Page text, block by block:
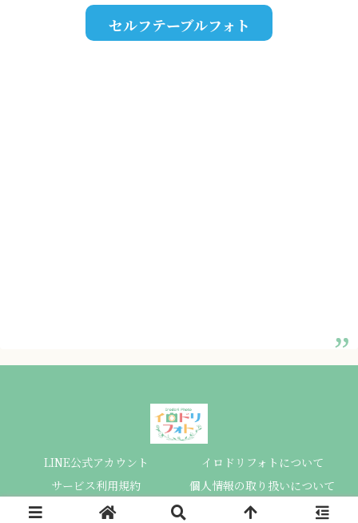
セルフテーブルフォト
LINE公式アカウント
イロドリフォトについて
サービス利用規約
個人情報の取り扱いについて
Copyright © 2023 イロドリフォト All Rights Reserved.